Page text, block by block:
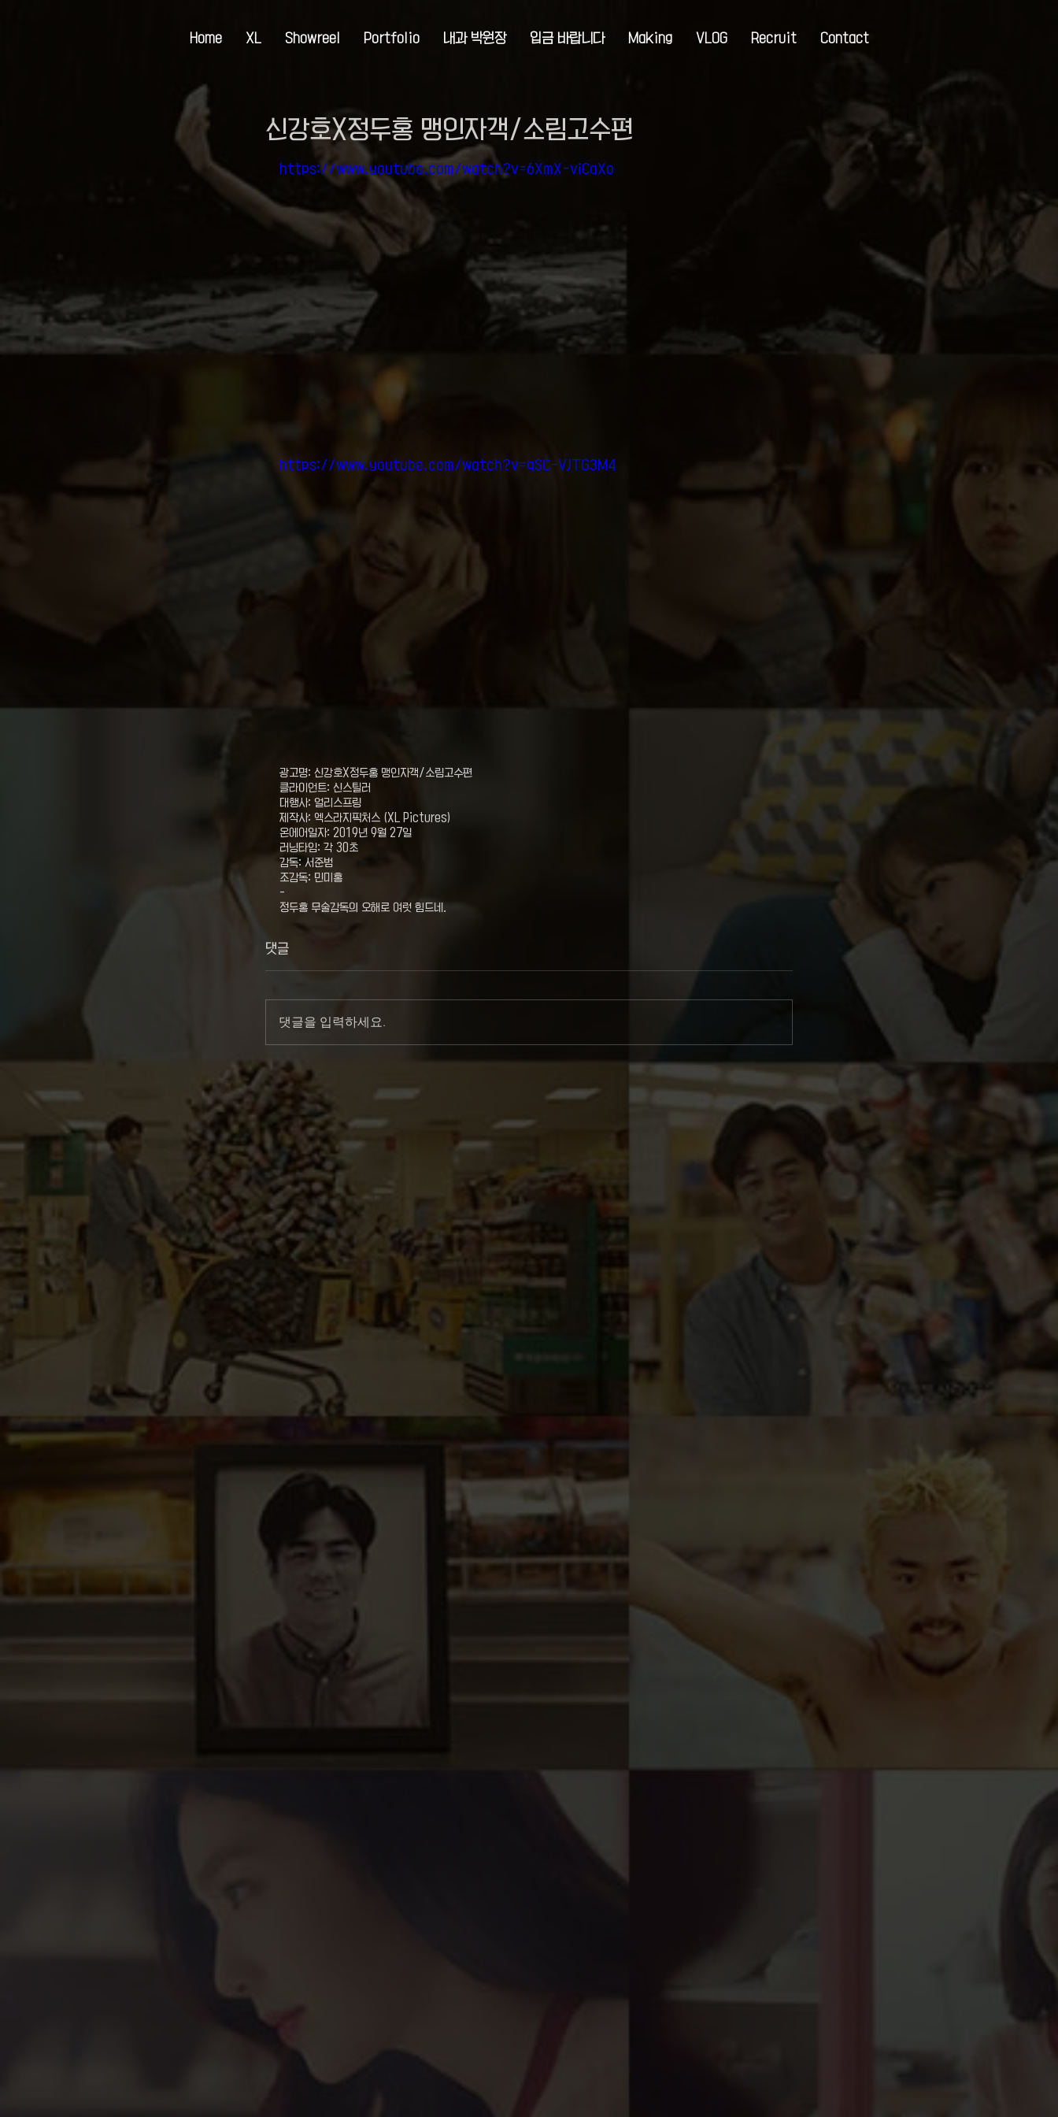
Home XL Showreel Portfolio 내과 박원장 입금 바랍니다 Making VLOG Recruit Contact
신강호X정두홍 맹인자객/소림고수편
https://www.youtube.com/watch?v=6XmX-viCaXo
https://www.youtube.com/watch?v=qSC-VJTG3M4
광고명: 신강호X정두홍 맹인자객/소림고수편
클라이언트: 신스틸러
대행사: 얼리스프링
제작사: 엑스라지픽처스 (XL Pictures)
온에어일자: 2019년 9월 27일
러닝타임: 각 30초
감독: 서준범
조감독: 민미홍
-
정두홍 무술감독의 오해로 여럿 힘드네.
댓글
댓글을 입력하세요.